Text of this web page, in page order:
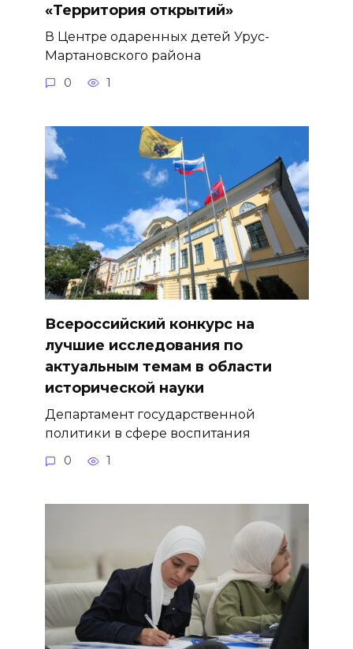
«Территория открытий»
В Центре одаренных детей Урус-
Мартановского района
0 1
Всероссийский конкурс на
лучшие исследования по
актуальным темам в области
исторической науки
Департамент государственной
политики в сфере воспитания
0 1